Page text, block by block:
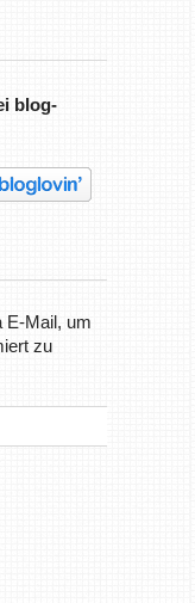
E-Mail, um
zu